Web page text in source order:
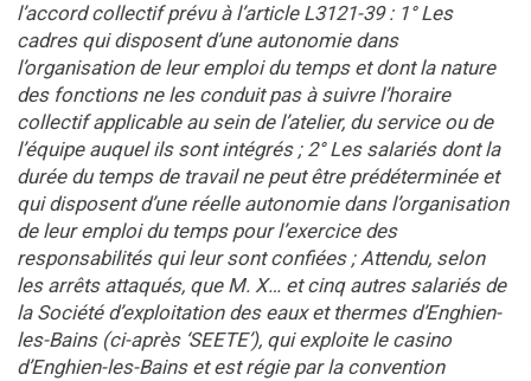
l’accord collectif prévu à l’article L3121-39 : 1° Les
cadres qui disposent d’une autonomie dans
l’organisation de leur emploi du temps et dont la nature
des fonctions ne les conduit pas à suivre l’horaire
collectif applicable au sein de l’atelier, du service ou de
l’équipe auquel ils sont intégrés ; 2° Les salariés dont la
durée du temps de travail ne peut être prédéterminée et
qui disposent d’une réelle autonomie dans l’organisation
de leur emploi du temps pour l’exercice des
responsabilités qui leur sont confiées ; Attendu, selon
les arrêts attaqués, que M. X… et cinq autres salariés de
la Société d’exploitation des eaux et thermes d’Enghien-
les-Bains (ci-après ‘SEETE’), qui exploite le casino
d’Enghien-les-Bains et est régie par la convention